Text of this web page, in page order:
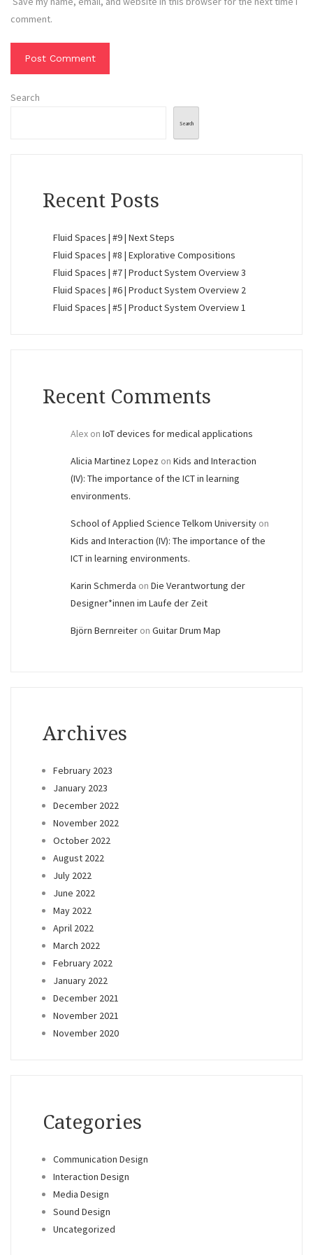
comment.
Search
Search
Recent Posts
Fluid Spaces | #9 | Next Steps
Fluid Spaces | #8 | Explorative Compositions
Fluid Spaces | #7 | Product System Overview 3
Fluid Spaces | #6 | Product System Overview 2
Fluid Spaces | #5 | Product System Overview 1
Recent Comments
Alex on IoT devices for medical applications
Alicia Martinez Lopez on Kids and Interaction
(IV): The importance of the ICT in learning
environments.
School of Applied Science Telkom University on
Kids and Interaction (IV): The importance of the
ICT in learning environments.
Karin Schmerda on Die Verantwortung der
Designer*innen im Laufe der Zeit
Björn Bernreiter on Guitar Drum Map
Archives
February 2023
January 2023
December 2022
November 2022
October 2022
August 2022
July 2022
June 2022
May 2022
April 2022
March 2022
February 2022
January 2022
December 2021
November 2021
November 2020
Categories
Communication Design
Interaction Design
Media Design
Sound Design
Uncategorized